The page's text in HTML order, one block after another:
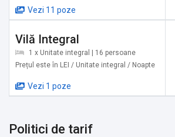
✔️ Parcul Central
✔️ Parcul Aventura Brașov
✔️ Grădina Zoologică Brașov
✔️ Muntele Tâmpa
✔️ Complexul Sportiv Paradisul Acvatic
✔️ Muzeul Casa Mureșenilor
✔️ Statuia Ecvestră a lui Ștefan cel Mare
✔️ Muzeul Județean de Istorie Brașov
Vezi 11 poze
Vilă Integral
1 x Unitate integral | 16 persoane
Prețul este în LEI / Unitate integral / Noapte
Vezi 1 poze
Politici de tarif